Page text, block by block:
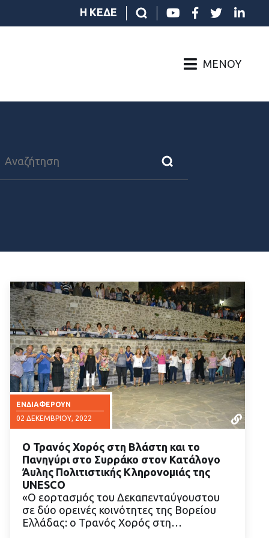
Η ΚΕΔΕ
ΜΕΝΟΎ
ΕΝΔΙΑΦΈΡΟΥΝ
02 ΔΕΚΕΜΒΡΊΟΥ, 2022
ΔΙΑΒΑΣΤΕ ΠΕΡΙΣΣΟΤΕΡΑ
Ο Τρανός Χορός στη Βλάστη και το
Πανηγύρι στο Συρράκο στον Κατάλογο
Άυλης Πολιτιστικής Κληρονομιάς της
UNESCO
«Ο εορτασμός του Δεκαπενταύγουστου
σε δύο ορεινές κοινότητες της Βορείου
Ελλάδας: ο Τρανός Χορός στη…